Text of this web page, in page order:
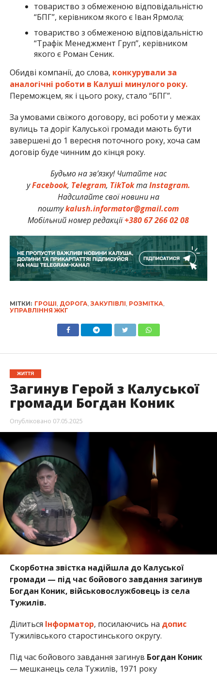
товариство з обмеженою відповідальністю
“БПГ”, керівником якого є Іван Ярмола;
товариство з обмеженою відповідальністю
“Трафік Менеджмент Груп”, керівником
якого є Роман Сеник.
Обидві компанії, до слова, конкурували за
аналогічні роботи в Калуші минулого року.
Переможцем, як і цього року, стало “БПГ”.
За умовами свіжого договору, всі роботи у межах
вулиць та доріг Калуської громади мають бути
завершені до 1 вересня поточного року, хоча сам
договір буде чинним до кінця року.
Будьмо на зв’язку! Читайте нас
уFacebook, Telegram, TikTokтаInstagram.
Надсилайте свої новини на
поштуkalush.informator@gmail.com
Мобільний номер редакції+380 67 266 02 08
МІТКИ: ГРОШІ, ДОРОГА, ЗАКУПІВЛІ, РОЗМІТКА,
УПРАВЛІННЯ ЖКГ
ЖИТТЯ
Загинув Герой з Калуської
громади Богдан Коник
Опубліковано 07.05.2025
Скорботна звістка надійшла до Калуської
громади — під час бойового завдання загинув
Богдан Коник, військовослужбовець із села
Тужилів.
Ділиться Інформатор, посилаючись на допис
Тужилівського старостинського округу.
Під час бойового завдання загинув Богдан Коник
— мешканець села Тужилів, 1971 року